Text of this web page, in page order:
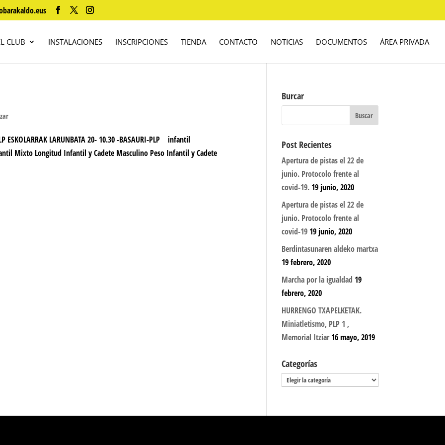
CLUB INSTALACIONES INSCRIPCIONES TIENDA CONTACTO NOTICIAS DOCUMENTOS ÁREA PRIVADA
ESKOLARRAK LARUNBATA 20- 10.30 -BASAURI-PLP infantil
Mixto Longitud Infantil y Cadete Masculino Peso Infantil y Cadete
Burcar
Post Recientes
Apertura de pistas el 22 de
junio. Protocolo frente al
covid-19. 19 junio, 2020
Apertura de pistas el 22 de
junio. Protocolo frente al
covid-19 19 junio, 2020
Berdintasunaren aldeko martxa
19 febrero, 2020
Marcha por la igualdad 19
febrero, 2020
HURRENGO TXAPELKETAK.
Miniatletismo, PLP 1 ,
Memorial Itziar 16 mayo, 2019
Categorías
Categorías